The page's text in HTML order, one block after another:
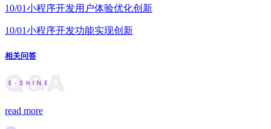
10/01小程序开发用户体验优化创新
10/01小程序开发功能实现创新
相关问答
read more